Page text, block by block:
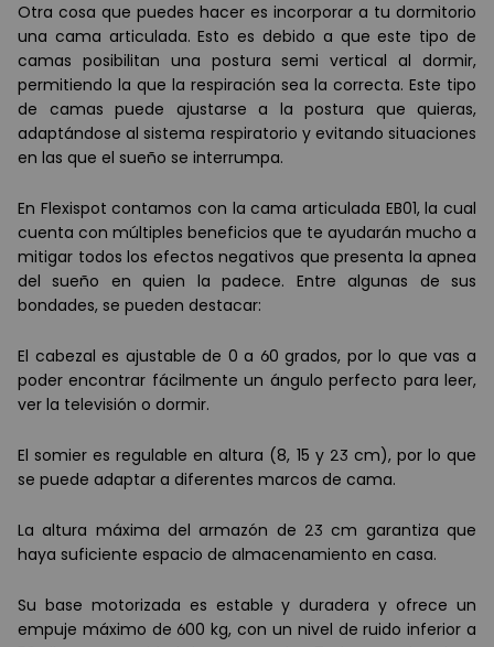
Otra cosa que puedes hacer es incorporar a tu dormitorio
una cama articulada. Esto es debido a que este tipo de
camas posibilitan una postura semi vertical al dormir,
permitiendo la que la respiración sea la correcta. Este tipo
de camas puede ajustarse a la postura que quieras,
adaptándose al sistema respiratorio y evitando situaciones
en las que el sueño se interrumpa.
En Flexispot contamos con la cama articulada EB01, la cual
cuenta con múltiples beneficios que te ayudarán mucho a
mitigar todos los efectos negativos que presenta la apnea
del sueño en quien la padece. Entre algunas de sus
bondades, se pueden destacar:
El cabezal es ajustable de 0 a 60 grados, por lo que vas a
poder encontrar fácilmente un ángulo perfecto para leer,
ver la televisión o dormir.
El somier es regulable en altura (8, 15 y 23 cm), por lo que
se puede adaptar a diferentes marcos de cama.
La altura máxima del armazón de 23 cm garantiza que
haya suficiente espacio de almacenamiento en casa.
Su base motorizada es estable y duradera y ofrece un
empuje máximo de 600 kg, con un nivel de ruido inferior a